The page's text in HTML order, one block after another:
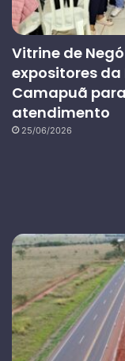
Vitrine de
expositores da
Camapuã
atendimento
25/06/2026